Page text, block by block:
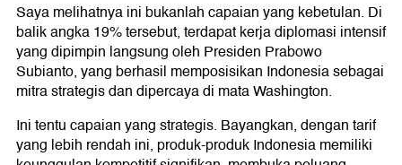
Saya melihatnya ini bukanlah capaian yang kebetulan. Di
balik angka 19% tersebut, terdapat kerja diplomasi intensif
yang dipimpin langsung oleh Presiden Prabowo
Subianto, yang berhasil memposisikan Indonesia sebagai
mitra strategis dan dipercaya di mata Washington.
Ini tentu capaian yang strategis. Bayangkan, dengan tarif
yang lebih rendah ini, produk-produk Indonesia memiliki